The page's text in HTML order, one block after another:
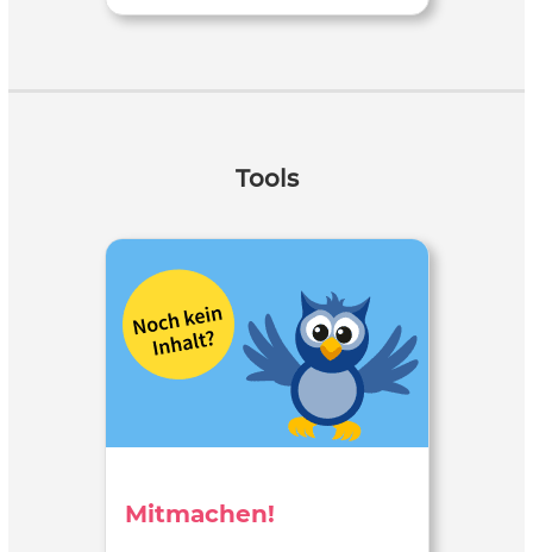
Tools
Mitmachen!